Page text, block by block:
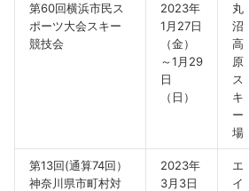
第60回横浜市民ス
ポーツ大会スキー
競技会
2023年
1月27日
（金）
～1月29
日
（日）
丸
沼
高
原
ス
キ
ー
場
第13回(通算74回）
神奈川県市町村対
2023年
3月3日
エ
イ